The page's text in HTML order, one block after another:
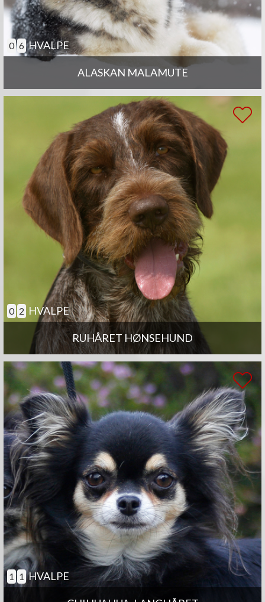
ALASKAN MALAMUTE
0 6 HVALPE
RUHÅRET HØNSEHUND
0 2 HVALPE
1 1 HVALPE